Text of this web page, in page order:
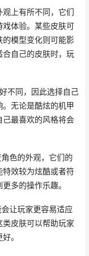
上有所不同，它们
体验。某些皮肤可
模型变化则可能影
自己的皮肤时，玩
不同，因此选择自己
无论是酷炫的机甲
最喜欢的风格将会
色的外观，它们的
效较为炫酷或者符
多的操作乐趣。
让玩家更容易适应
皮肤可以帮助玩家
。